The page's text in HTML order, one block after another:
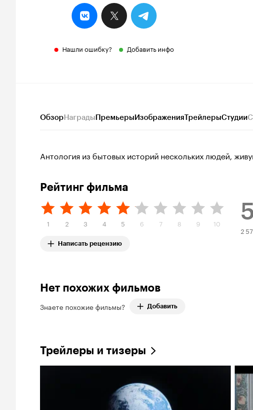
Нашли ошибку? Добавить инфо
ОбзорНаградыПремьерыИзображенияТрейлерыСтудии
Антология из бытовых историй нескольких людей,
Рейтинг фильма
1 2 3 4 5 6 7 8 9 10
Написать рецензию
2
Нет похожих фильмов
Знаете похожие фильмы? Добавить
Трейлеры и тизеры